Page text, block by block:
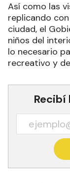
Así como las
replicando
ciudad, el
niños del
lo necesario
recreativo y
Recibí